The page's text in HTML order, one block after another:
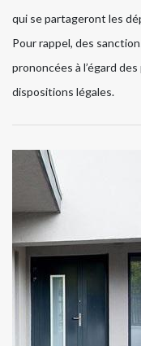
qui se partageront les
Pour rappel, des
prononcées à l’égard
dispositions légales.